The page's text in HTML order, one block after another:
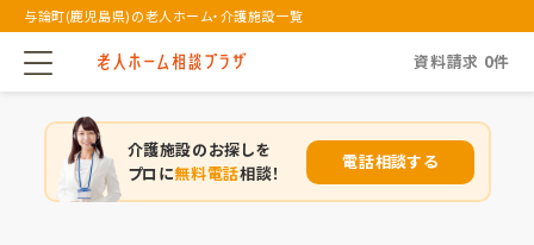
与論町(鹿児島県)の老人ホーム・介護施設一覧
資料請求 0件
介護施設のお探しを
プロに無料電話相談！
電話相談する